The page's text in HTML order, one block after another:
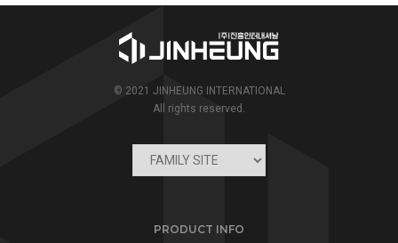
© 2021 JINHEUNG INTERNATIONAL
All rights reserved.
PRODUCT INFO